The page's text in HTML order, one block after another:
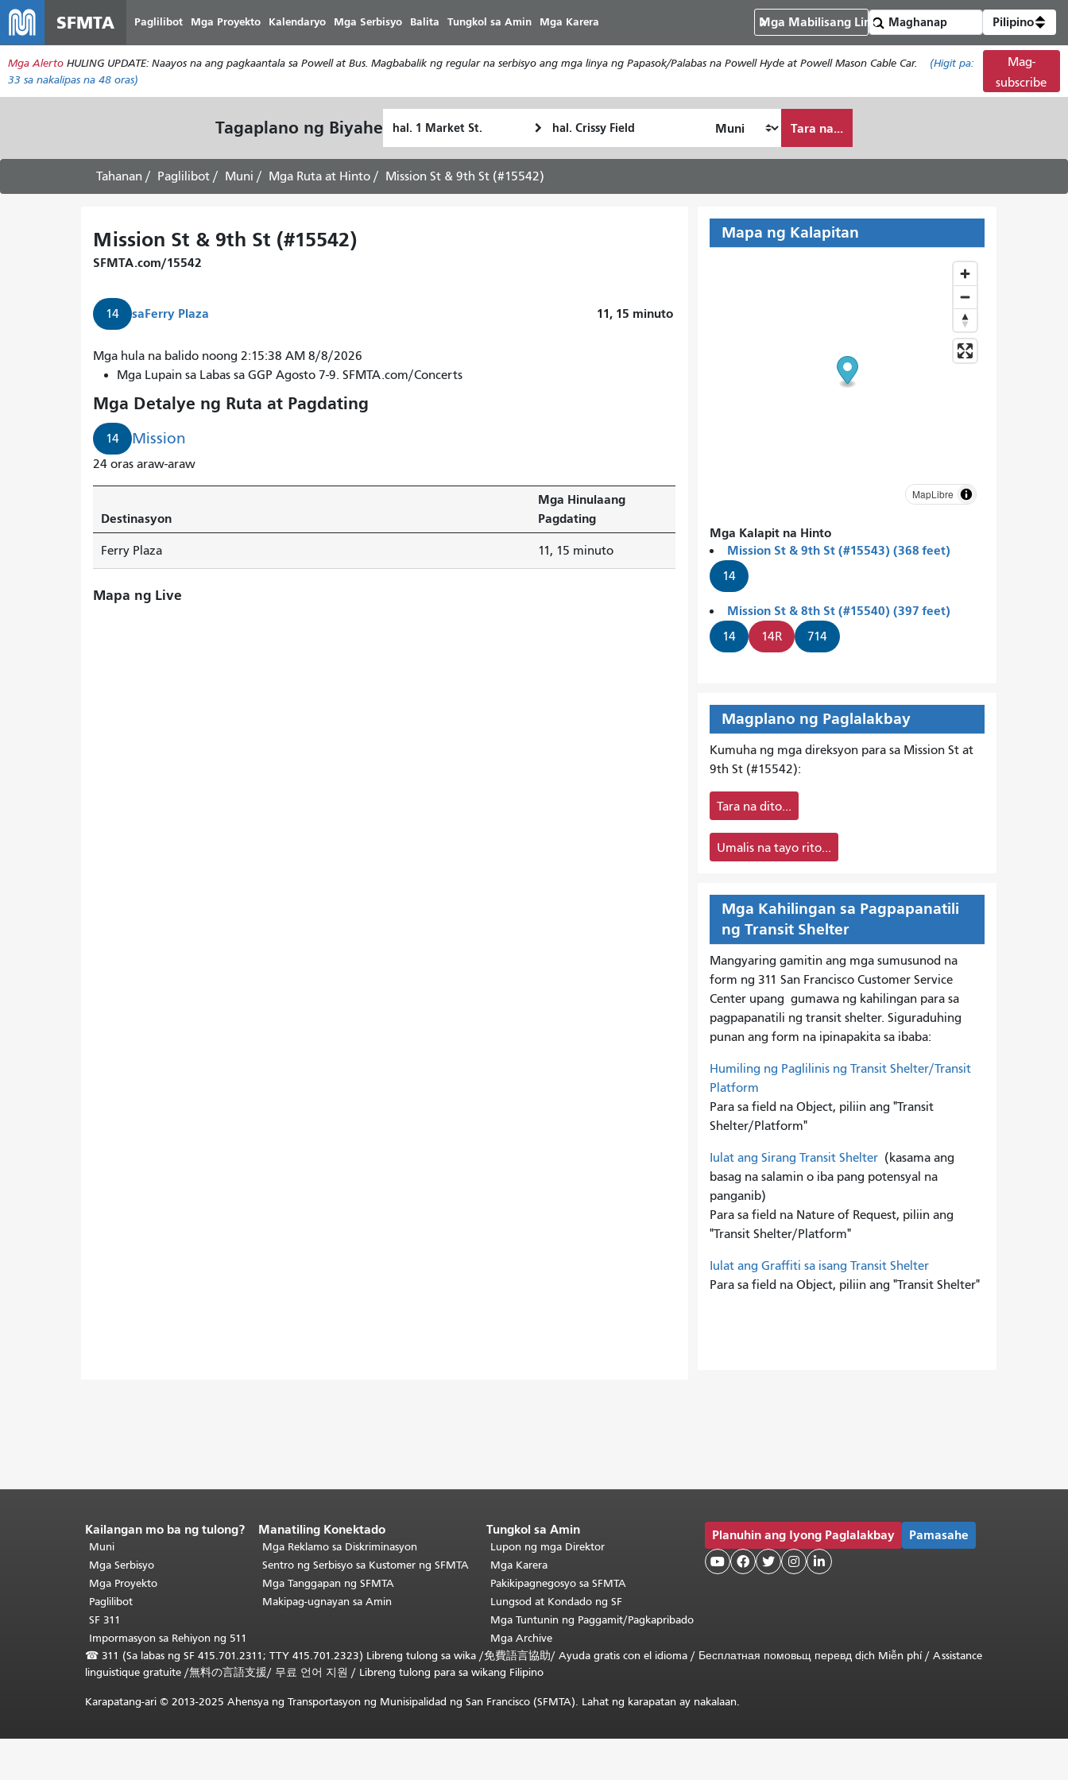
ang
pangunahing
nilalaman
SFMTA Paglilibot Mga Proyekto Kalendaryo Mga Serbisyo Balita Tungkol sa Amin Mga Karera Mga Mabilisang Link Pilipino
Mga Alerto HULING UPDATE: Naayos na ang pagkaantala sa Powell at Bus. Magbabalik ng regular na serbisyo ang mga linya ng Papasok/Palabas na Powell Hyde at Powell Mason Cable Car.
(Higit pa:
33 sa nakalipas na 48 oras)
Mag-
subscribe
Tagaplano ng Biyahe
Pagtatapos
ko
maglakbay
Tara na...
Tahanan Paglilibot Muni Mga Ruta at Hinto Mission St & 9th St (#15542)
Mission St & 9th St (#15542)
SFMTA.com/15542
14 saFerry Plaza 11, 15 minuto
Mga hula na balido noong 2:15:38 AM 8/8/2026
Mga Lupain sa Labas sa GGP Agosto 7-9. SFMTA.com/Concerts
Mga Detalye ng Ruta at Pagdating
14 Mission
24 oras araw-araw
Destinasyon
Mga Hinulaang
Pagdating
Ferry Plaza 11, 15 minuto
Mapa ng Live
Mapa ng Kalapitan
MapLibre
Mga Kalapit na Hinto
Mission St & 9th St (#15543) (368 feet)
14
Mission St & 8th St (#15540) (397 feet)
14 14R 714
Magplano ng Paglalakbay
Kumuha ng mga direksyon para sa Mission St at
9th St (#15542):
Tara na dito...
Umalis na tayo rito...
Mga Kahilingan sa Pagpapanatili
ng Transit Shelter
Mangyaring gamitin ang mga sumusunod na
form ng 311 San Francisco Customer Service
Center upang gumawa ng kahilingan para sa
pagpapanatili ng transit shelter. Siguraduhing
punan ang form na ipinapakita sa ibaba:
Humiling ng Paglilinis ng Transit Shelter/Transit
Platform
Para sa field na Object, piliin ang "Transit
Shelter/Platform"
Iulat ang Sirang Transit Shelter(kasama ang
basag na salamin o iba pang potensyal na
panganib)
Para sa field na Nature of Request, piliin ang
"Transit Shelter/Platform"
Iulat ang Graffiti sa isang Transit Shelter
Para sa field na Object, piliin ang "Transit Shelter"
Katapusan
ng
nilalaman
ng
pahina.Ang
natitirang
pahinang
ito
ay
Kailangan mo ba ng tulong?
Muni
Mga Serbisyo
Mga Proyekto
Paglilibot
SF 311
Impormasyon sa Rehiyon ng 511
Manatiling Konektado
Mga Reklamo sa Diskriminasyon
Sentro ng Serbisyo sa Kustomer ng SFMTA
Mga Tanggapan ng SFMTA
Makipag-ugnayan sa Amin
Tungkol sa Amin
Lupon ng mga Direktor
Mga Karera
Pakikipagnegosyo sa SFMTA
Lungsod at Kondado ng SF
Mga Tuntunin ng Paggamit/Pagkapribado
Mga Archive
Planuhin ang Iyong Paglalakbay Pamasahe
    
☎ 311 (Sa labas ng SF 415.701.2311; TTY 415.701.2323) Libreng tulong sa wika /免費語言協助/ Ayuda gratis con el idioma / Бесплатная помовьщ перевд dịch Miễn phí/ Assistance
linguistique gratuite /無料の言語支援/ 무료 언어 지원 / Libreng tulong para sa wikang Filipino
Karapatang-ari © 2013-2025 Ahensya ng Transportasyon ng Munisipalidad ng San Francisco (SFMTA). Lahat ng karapatan ay nakalaan.